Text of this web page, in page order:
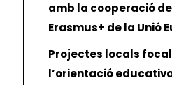
amb la cooperació
Erasmus+ de la Unió
Projectes locals
l’orientació